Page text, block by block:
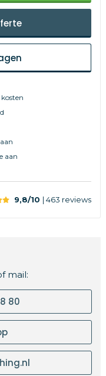
aan
9,8/10 | 463 reviews
mail:
80